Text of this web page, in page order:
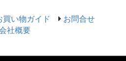
買い物ガイド
お問合せ
社概要